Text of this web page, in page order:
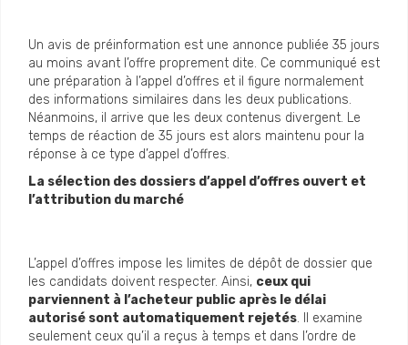
Un avis de préinformation est une annonce publiée 35 jours
au moins avant l’offre proprement dite. Ce communiqué est
une préparation à l’appel d’offres et il figure normalement
des informations similaires dans les deux publications.
Néanmoins, il arrive que les deux contenus divergent. Le
temps de réaction de 35 jours est alors maintenu pour la
réponse à ce type d’appel d’offres.
La sélection des dossiers d’appel d’offres ouvert et
l’attribution du marché
L’appel d’offres impose les limites de dépôt de dossier que
les candidats doivent respecter. Ainsi, ceux qui
parviennent à l’acheteur public après le délai
autorisé sont automatiquement rejetés. Il examine
seulement ceux qu’il a reçus à temps et dans l’ordre de